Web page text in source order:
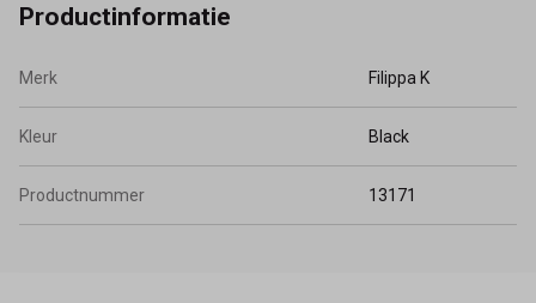
Productinformatie
Merk Filippa K
Kleur Black
Productnummer 13171